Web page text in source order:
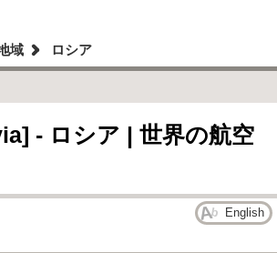
域 ロシア
- ロシア | 世界の航空
English